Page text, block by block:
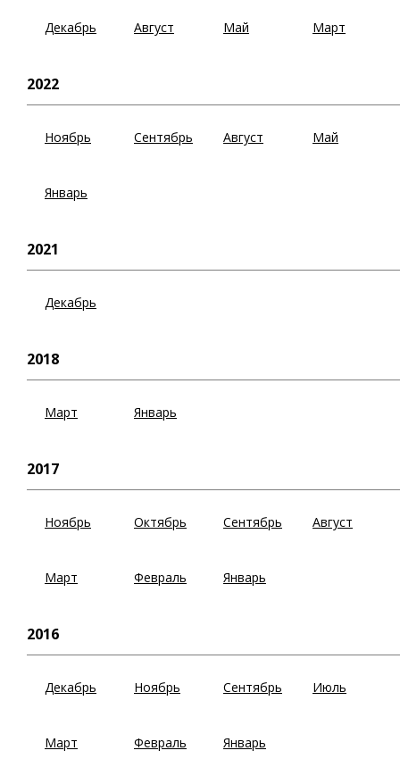
Декабрь Август Май Март
2022
Ноябрь Сентябрь Август Май
Январь
2021
Декабрь
2018
Март Январь
2017
Ноябрь Октябрь Сентябрь Август
Март Февраль Январь
2016
Декабрь Ноябрь Сентябрь Июль
Март Февраль Январь